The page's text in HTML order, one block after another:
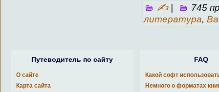
✍|
745
литература,
Путеводитель по сайту
О сайте
Карта сайта
FAQ
Какой софт
Немного о форматах